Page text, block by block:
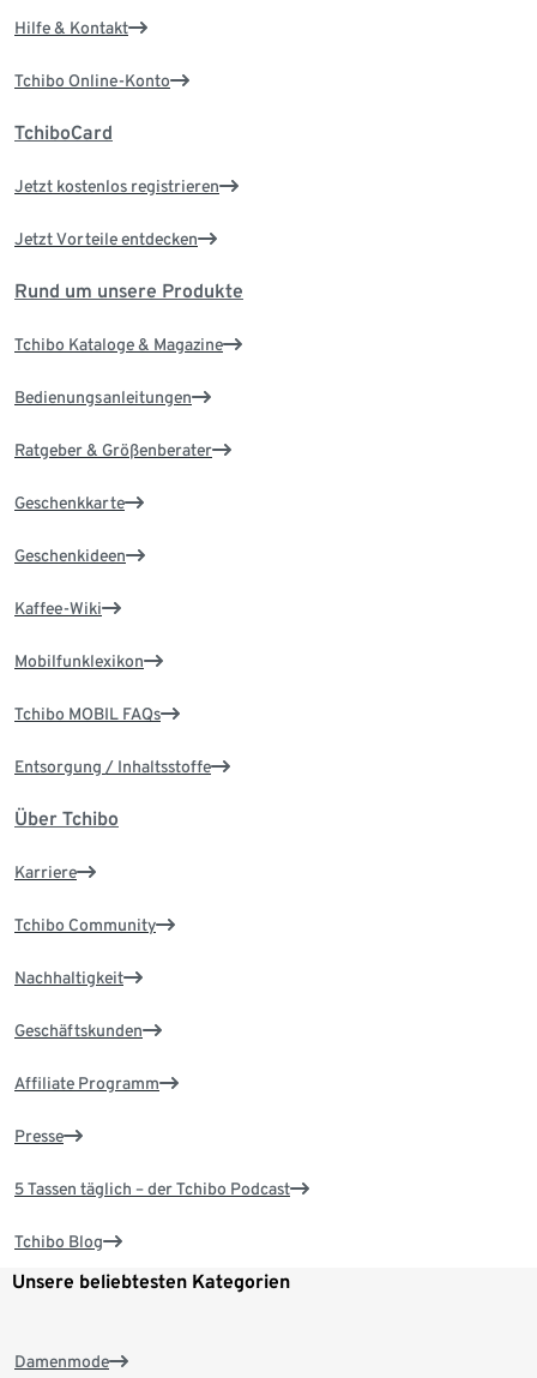
Hilfe & Kontakt
Tchibo Online-Konto
TchiboCard
Jetzt kostenlos registrieren
Jetzt Vorteile entdecken
Rund um unsere Produkte
Tchibo Kataloge & Magazine
Bedienungsanleitungen
Ratgeber & Größenberater
Geschenkkarte
Geschenkideen
Kaffee-Wiki
Mobilfunklexikon
Tchibo MOBIL FAQs
Entsorgung / Inhaltsstoffe
Über Tchibo
Karriere
Tchibo Community
Nachhaltigkeit
Geschäftskunden
Affiliate Programm
Presse
5 Tassen täglich – der Tchibo Podcast
Tchibo Blog
Unsere beliebtesten Kategorien
Damenmode